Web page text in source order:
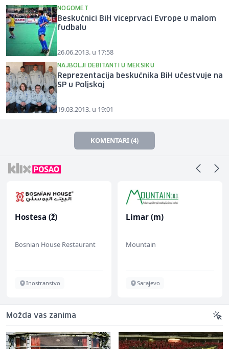
NOGOMET
Beskućnici BiH viceprvaci Evrope u malom
fudbalu
26.06.2013. u 17:58
NAJBOLJI DEBITANTI U MEKSIKU
Reprezentacija beskućnika BiH učestvuje na
SP u Poljskoj
19.03.2013. u 19:01
KOMENTARI (4)
Hostesa (ž)
Bosnian House Restaurant
Inostranstvo
Limar (m)
Mountain
Sarajevo
Možda vas zanima